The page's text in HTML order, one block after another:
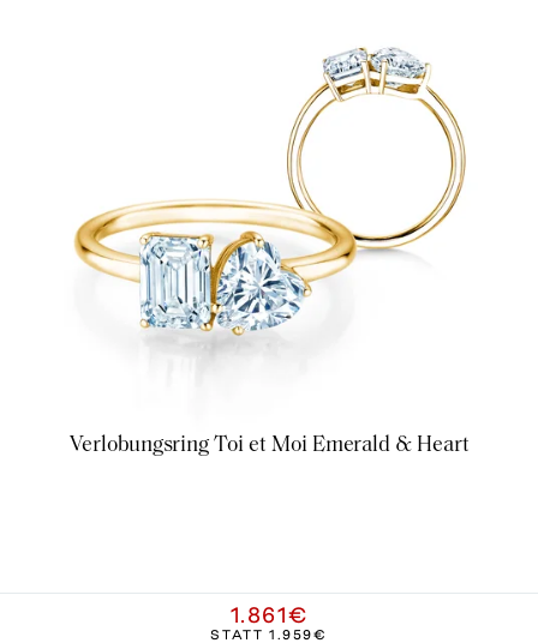
Verlobungsring Toi et Moi Emerald & Heart
1.861€
STATT 1.959€